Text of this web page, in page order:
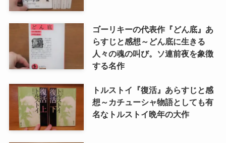
ゴーリキーの代表作『どん底』あ
らすじと感想～どん底に生きる
人々の魂の叫び。ソ連前夜を象徴
する名作
トルストイ『復活』あらすじと感
想～カチューシャ物語としても有
名なトルストイ晩年の大作